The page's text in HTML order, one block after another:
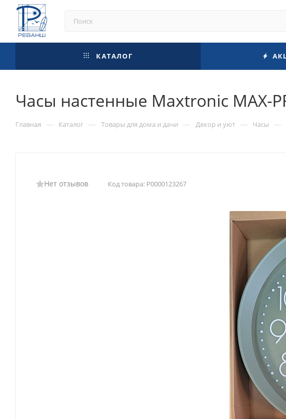
КАТАЛОГ
Часы настенные Maxtronic MAX-
Главная — Каталог — Товары для дома и дачи — Декор и уют — Часы —
Нет отзывов Код товара: Р0000123267